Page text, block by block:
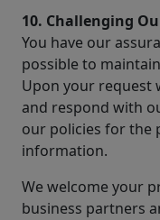
10. Challenging
You have our
possible to
Upon your request
and respond with
our policies for the
information.
We welcome your
business partners